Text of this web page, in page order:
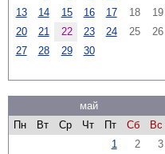
13
14 15 16 17 18
19
20
21 22 23 24 25
26
27
28 29 30
май
Пн
Вт Ср Чт Пт Сб
Вс
1
2
3